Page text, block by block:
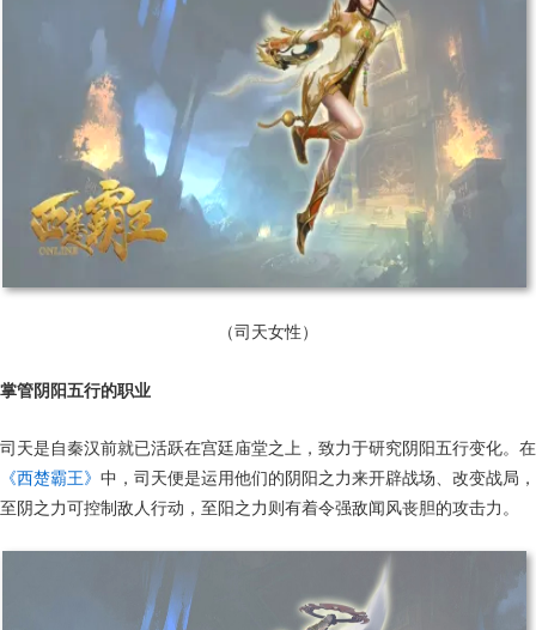
（司天女性）
掌管阴阳五行的职业
司天是自秦汉前就已活跃在宫廷庙堂之上，致力于研究阴阳五行变化。在
《西楚霸王》 中，司天便是运用他们的阴阳之力来开辟战场、改变战局，
至阴之力可控制敌人行动，至阳之力则有着令强敌闻风丧胆的攻击力。